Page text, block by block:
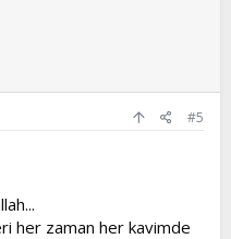
#5
her zaman her kavimde